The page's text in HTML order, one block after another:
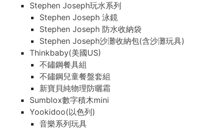
Stephen Joseph玩水系列
Stephen Joseph 泳鏡
Stephen Joseph 防水收納袋
Stephen Joseph沙灘收納包(含沙灘玩具)
Thinkbaby(美國US)
不鏽鋼餐具組
不鏽鋼兒童餐盤套組
新寶貝純物理防曬霜
Sumblox數字積木mini
Yookidoo(以色列)
音樂系列玩具